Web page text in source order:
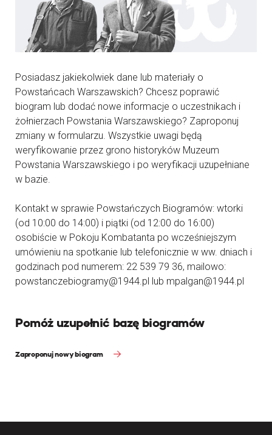
Posiadasz jakiekolwiek dane lub materiały o
Powstańcach Warszawskich? Chcesz poprawić
biogram lub dodać nowe informacje o uczestnikach i
żołnierzach Powstania Warszawskiego? Zaproponuj
zmiany w formularzu. Wszystkie uwagi będą
weryfikowanie przez grono historyków Muzeum
Powstania Warszawskiego i po weryfikacji uzupełniane
w bazie.
Kontakt w sprawie Powstańczych Biogramów: wtorki
(od 10:00 do 14:00) i piątki (od 12:00 do 16:00)
osobiście w Pokoju Kombatanta po wcześniejszym
umówieniu na spotkanie lub telefonicznie w ww. dniach i
godzinach pod numerem: 22 539 79 36, mailowo:
powstanczebiogramy@1944.pl lub mpalgan@1944.pl
Pomóż uzupełnić bazę biogramów
Zaproponuj nowy biogram